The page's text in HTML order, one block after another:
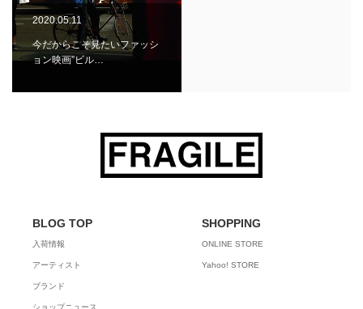
2020.05.11
今だからこそ見たいファッシ
ョン映画”ビル…
BLOG TOP
入荷情報
アーティスト
ブランド
ショップニュース
SHOPPING
ONLINE STORE
Yahoo! STORE